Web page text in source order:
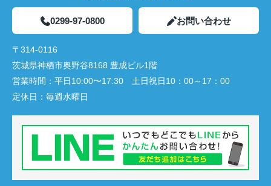
0299-97-0800 お問い合わせ
〒314-0116
茨城県神栖市奥野谷8168 豊成ビル1階
営業時間： 平日10:00〜17:30 土日祝日10：00～17：00
定休日： 毎週水曜日